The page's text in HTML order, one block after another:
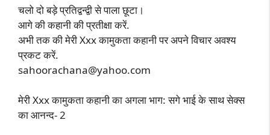
चलो दो बड़े प्रतिद्वन्द्वी से पाला छूटा।
आगे की कहानी की प्रतीक्षा करें.
अभी तक की मेरी Xxx कामुकता कहानी पर अपने विचार अवश्य
प्रकट करें.
sahoorachana@yahoo.com
मेरी Xxx कामुकता कहानी का अगला भाग: सगे भाई के साथ सेक्स
का आनन्द- 2